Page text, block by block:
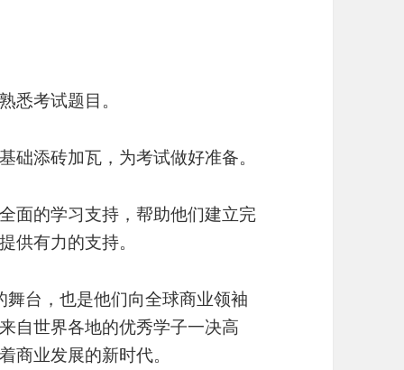
悉考试题目。
础添砖加瓦，为考试做好准备。
面的学习支持，帮助他们建立完
供有力的支持。
台，也是他们向全球商业领袖
自世界各地的优秀学子一决高
商业发展的新时代。